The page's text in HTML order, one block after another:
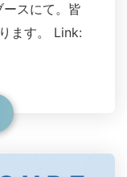
スにて。皆
ます。 Link: